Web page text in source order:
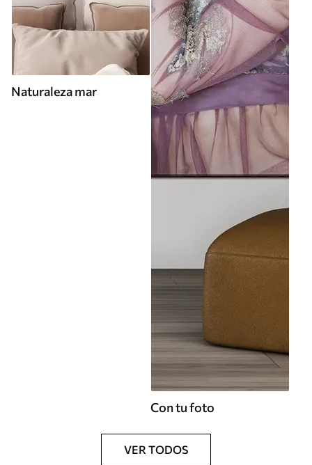
Naturaleza mar
Con tu foto
VER TODOS